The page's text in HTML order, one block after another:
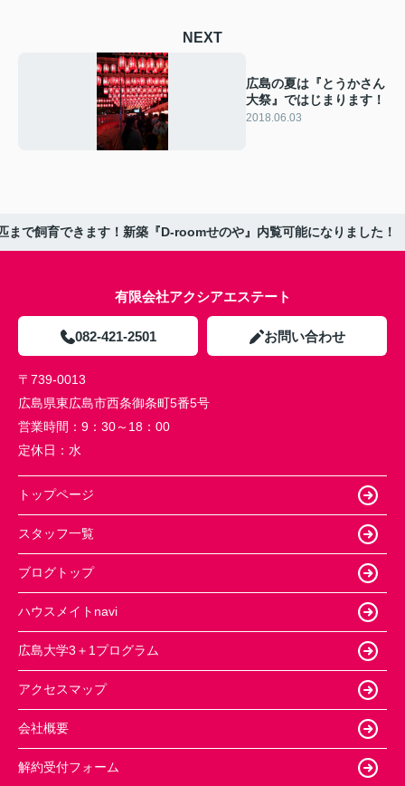
NEXT
広島の夏は『とうかさん
大祭』ではじまります！
2018.06.03
まで飼育できます！新築『D-roomせのや』内覧可能になりました！
有限会社アクシアエステート
082-421-2501 お問い合わせ
〒739-0013
広島県東広島市西条御条町5番5号
営業時間： 9：30～18：00
定休日： 水
トップページ
スタッフ一覧
ブログトップ
ハウスメイトnavi
広島大学3＋1プログラム
アクセスマップ
会社概要
解約受付フォーム